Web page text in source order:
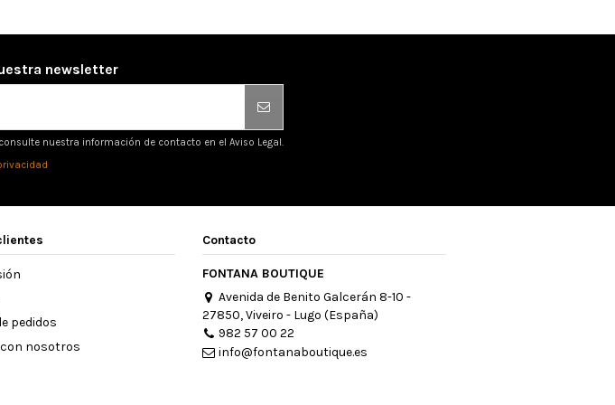
newsletter
nuestra información de contacto en el Aviso Legal.
pedidos
nosotros
Contacto
FONTANA BOUTIQUE
Avenida de Benito Galcerán 8-10 -
27850, Viveiro - Lugo (España)
982 57 00 22
info@fontanaboutique.es